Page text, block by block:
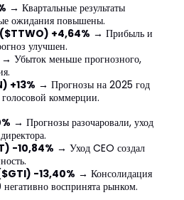
→ Квартальные результаты
ожидания повышены.
+4,64% → Прибыль и
улучшен.
→ Убыток меньше прогнозного,
+13% → Прогнозы на 2025 год
коммерции.
→ Прогнозы разочаровали, уход
-10,84% → Уход CEO создал
-13,40% → Консолидация
воспринята рынком.